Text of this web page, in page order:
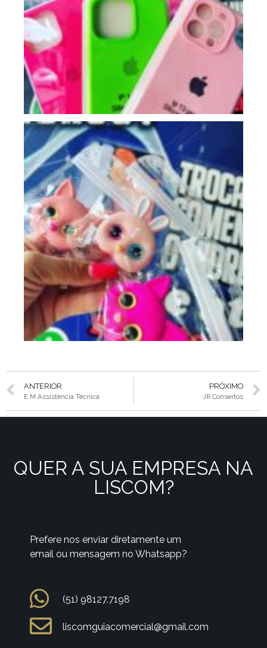
ANTERIOR
E.M Assistência Técnica
PRÓXIMO
JR Consertos
QUER A SUA EMPRESA NA
LISCOM?
Prefere nos enviar diretamente um
email ou mensagem no Whatsapp?
(51) 98127.7198
liscomguiacomercial@gmail.com